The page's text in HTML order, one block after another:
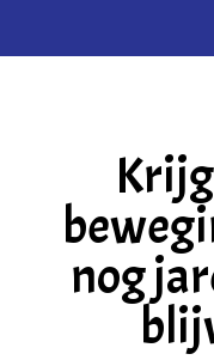
nog